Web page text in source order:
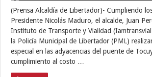
(Prensa Alcaldía de Libertador)- Cumpliendo
Presidente Nicolás Maduro, el alcalde, Juan
Instituto de Transporte y Vialidad
la Policía Municipal de Libertador (PML)
especial en las adyacencias del puente de
cumplimiento al costo …